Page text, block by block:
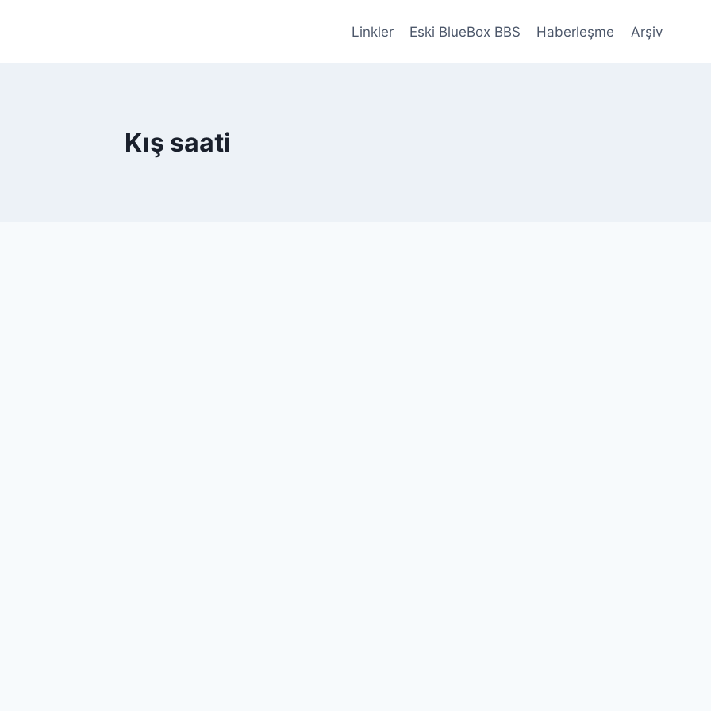
Linkler Eski BlueBox BBS Haberleşme Arşiv
Kış saati